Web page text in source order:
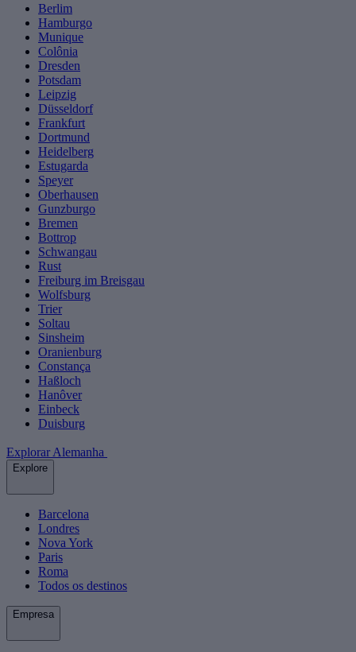
Berlim
Hamburgo
Munique
Colônia
Dresden
Potsdam
Leipzig
Düsseldorf
Frankfurt
Dortmund
Heidelberg
Estugarda
Speyer
Oberhausen
Gunzburgo
Bremen
Bottrop
Schwangau
Rust
Freiburg im Breisgau
Wolfsburg
Trier
Soltau
Sinsheim
Oranienburg
Constança
Haßloch
Hanôver
Einbeck
Duisburg
Explorar Alemanha
Explore
Barcelona
Londres
Nova York
Paris
Roma
Todos os destinos
Empresa